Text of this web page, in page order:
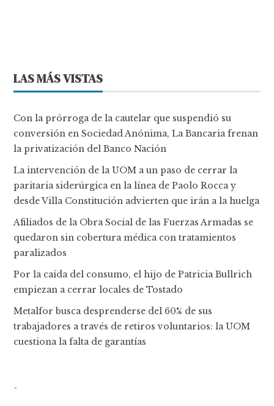
LAS MÁS VISTAS
Con la prórroga de la cautelar que suspendió su
conversión en Sociedad Anónima, La Bancaria frenan
la privatización del Banco Nación
La intervención de la UOM a un paso de cerrar la
paritaria siderúrgica en la línea de Paolo Rocca y
desde Villa Constitución advierten que irán a la huelga
Afiliados de la Obra Social de las Fuerzas Armadas se
quedaron sin cobertura médica con tratamientos
paralizados
Por la caída del consumo, el hijo de Patricia Bullrich
empiezan a cerrar locales de Tostado
Metalfor busca desprenderse del 60% de sus
trabajadores a través de retiros voluntarios: la UOM
cuestiona la falta de garantías
-